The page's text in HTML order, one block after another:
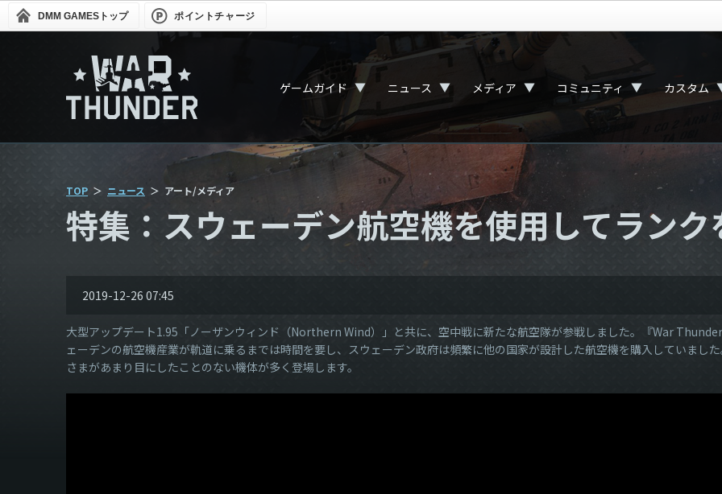
DMM GAMES トップ ポイントチャージ
ゲームガイド ▼ ニュース ▼ メディア ▼ コミュニティ ▼ カスタム
TOP ニュース アート/メディア
特集：スウェーデン航空機を使用してラン
2019-12-26 07:45
大型アップデート1.95「ノーザンウィンド（Northern Wind）」と共に、空中戦に新たな航空隊が参戦しました。『War
ェーデンの航空機産業が軌道に乗るまでは時間を要し、スウェーデン政府は頻繁に他の国家が設計した航空機を購入していまし
さまがあまり目にしたことのない機体が多く登場します。